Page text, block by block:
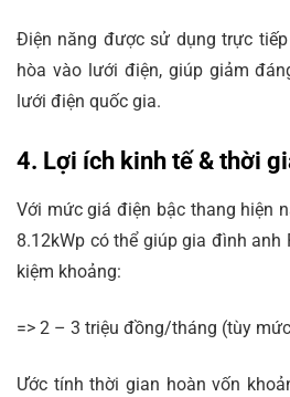
Điện năng được sử dụng trực
hòa vào lưới điện, giúp giảm
lưới điện quốc gia.
4. Lợi ích kinh tế & thời
Với mức giá điện bậc thang hiện
8.12kWp có thể giúp gia đình
kiệm khoảng:
=> 2 – 3 triệu đồng/tháng (tùy
Ước tính thời gian hoàn vốn